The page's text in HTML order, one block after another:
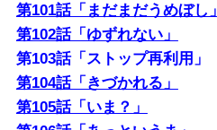
第101話「まだまだうめぼし」
第102話「ゆずれない」
第103話「ストップ再利用」
第104話「きづかれる」
第105話「いま？」